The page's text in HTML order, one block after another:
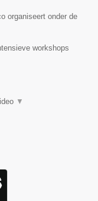
organiseert onder de
workshops
▼